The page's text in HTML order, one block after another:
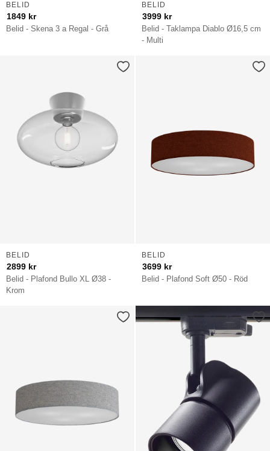
Belid - Skena 3 a Regal - Grå
BELID
1849 kr
Belid - Taklampa Diablo Ø16,5 cm
- Multi
BELID
3999 kr
Belid - Plafond Bullo XL Ø38 -
Krom
BELID
2899 kr
Belid - Plafond Soft Ø50 - Röd
BELID
3699 kr